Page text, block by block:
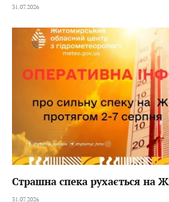
31.07.2026
Страшна спека рухається на
31.07.2026